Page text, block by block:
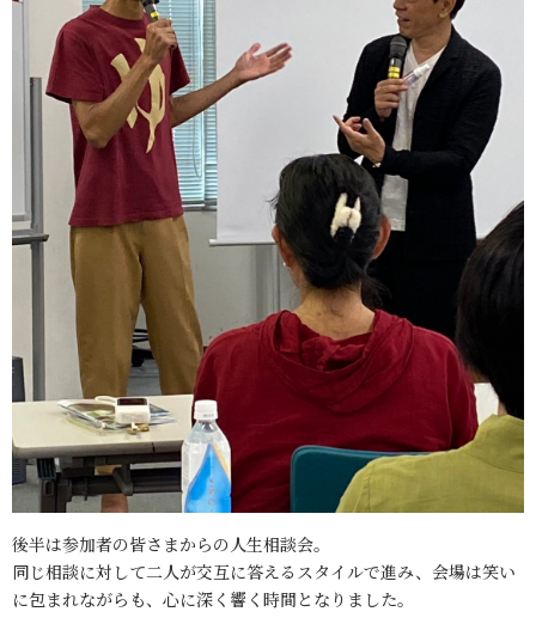
後半は参加者の皆さまからの人生相談会。
同じ相談に対して二人が交互に答えるスタイルで進み、会場は笑い
に包まれながらも、心に深く響く時間となりました。